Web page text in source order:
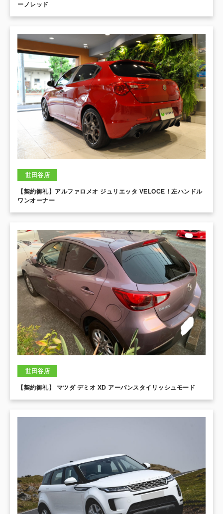
ーノレッド
世田谷店
【契約御礼】アルファロメオ ジュリエッタ VELOCE！左ハンドル
ワンオーナー
世田谷店
【契約御礼】 マツダ デミオ XD アーバンスタイリッシュモード